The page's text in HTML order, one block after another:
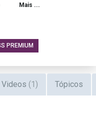
Mais ...
PREMIUM
Videos (1) Tópicos